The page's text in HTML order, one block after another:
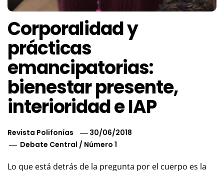
Corporalidad y
prácticas
emancipatorias:
bienestar presente,
interioridad e IAP
Revista Polifonías
30/06/2018
Debate Central / Número 1
Lo que está detrás de la pregunta por el cuerpo es la